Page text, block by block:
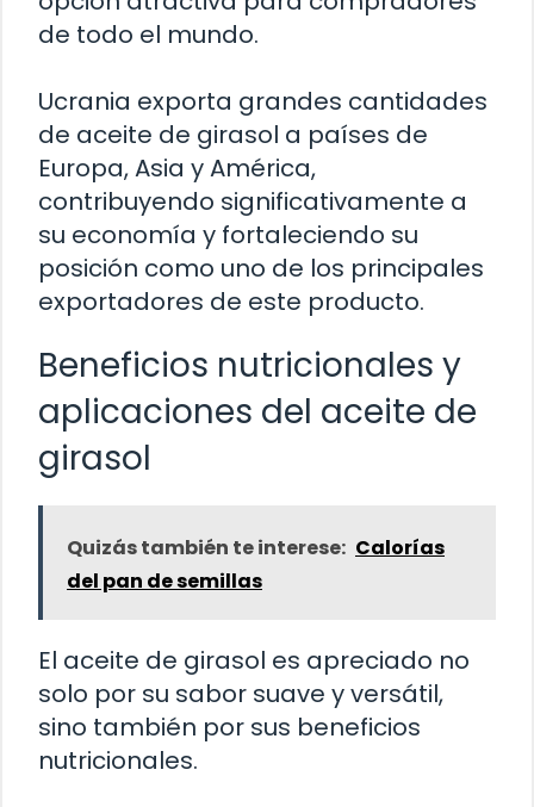
de todo el mundo.
Ucrania exporta grandes cantidades
de aceite de girasol a países de
Europa, Asia y América,
contribuyendo significativamente a
su economía y fortaleciendo su
posición como uno de los principales
exportadores de este producto.
Beneficios nutricionales y
aplicaciones del aceite de
girasol
Quizás también te interese: Calorías
del pan de semillas
El aceite de girasol es apreciado no
solo por su sabor suave y versátil,
sino también por sus beneficios
nutricionales.